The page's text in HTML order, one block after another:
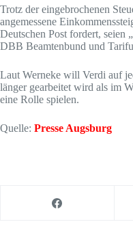
Trotz der eingebrochenen
angemessene
Deutschen Post fordert, seien
DBB Beamtenbund und
Laut Werneke will Verdi auf
länger gearbeitet wird als im
eine Rolle spielen.
Quelle: Presse Augsburg